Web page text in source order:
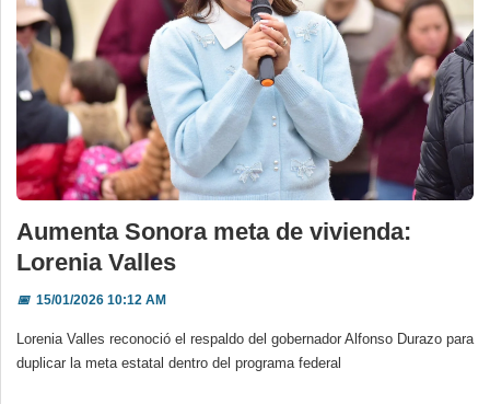
Aumenta Sonora meta de vivienda:
Lorenia Valles
📅15/01/2026 10:12 AM
Lorenia Valles reconoció el respaldo del gobernador Alfonso Durazo para
duplicar la meta estatal dentro del programa federal